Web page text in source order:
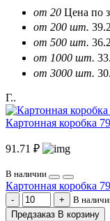
от 20 Цена по
от 200 шт.
от 500 шт.
от 1000 шт.
от 3000 шт.
Г..
Картонная коробка
91.71 ₽
В наличии
Картонная коробка
В
Предзаказ В корзину